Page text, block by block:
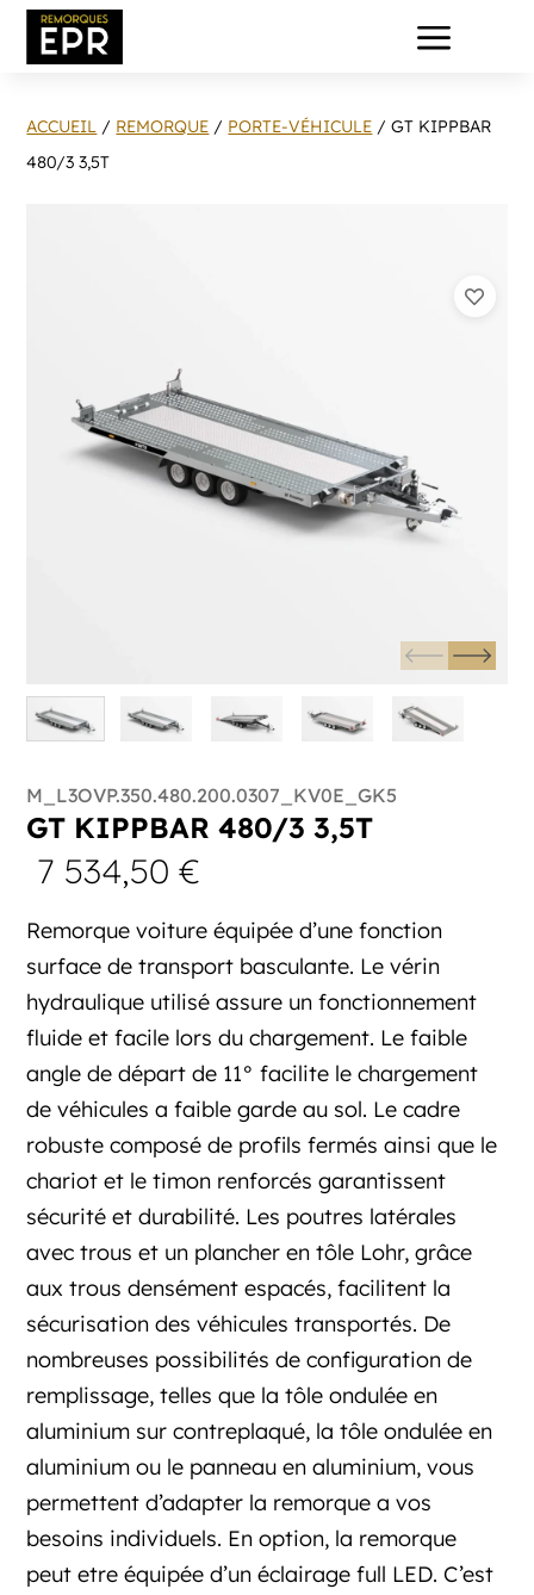
a
ACCUEIL / REMORQUE / PORTE-VÉHICULE / GT KIPPBAR
480/3 3,5T
M_L3OVP.350.480.200.0307_KV0E_GK5
GT KIPPBAR 480/3 3,5T
7 534,50€
Remorque voiture équipée d’une fonction
surface de transport basculante. Le vérin
hydraulique utilisé assure un fonctionnement
fluide et facile lors du chargement. Le faible
angle de départ de 11° facilite le chargement
de véhicules a faible garde au sol. Le cadre
robuste composé de profils fermés ainsi que le
chariot et le timon renforcés garantissent
sécurité et durabilité. Les poutres latérales
avec trous et un plancher en tôle Lohr, grâce
aux trous densément espacés, facilitent la
sécurisation des véhicules transportés. De
nombreuses possibilités de configuration de
remplissage, telles que la tôle ondulée en
aluminium sur contreplaqué, la tôle ondulée en
aluminium ou le panneau en aluminium, vous
permettent d’adapter la remorque a vos
besoins individuels. En option, la remorque
peut etre équipée d’un éclairage full LED. C’est